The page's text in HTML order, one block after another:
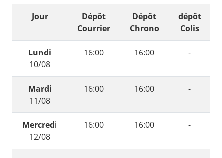
Jour
Dépôt
Courrier
Dépôt
Chrono
dépôt
Colis
Lundi
10/08
16:00 16:00 -
Mardi
11/08
16:00 16:00 -
Mercredi
12/08
16:00 16:00 -